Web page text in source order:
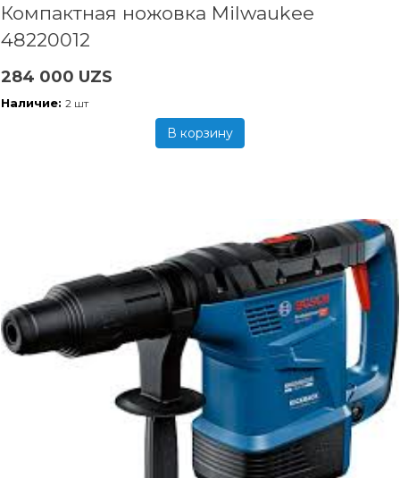
Компактная ножовка Milwaukee
48220012
284 000 UZS
Наличие: 2 шт
В корзину